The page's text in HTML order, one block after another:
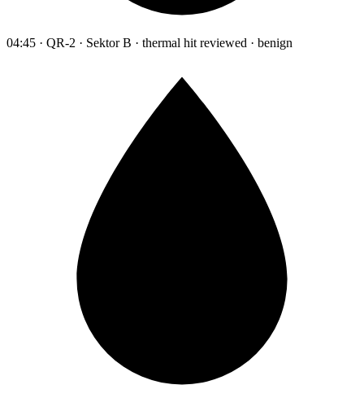
04:45 · QR-2 · Sektor B · thermal hit reviewed · benign